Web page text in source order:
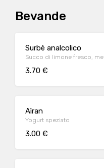
Bevande
Surbè analcolico
Succo di limone fresco,
3.70 €
Aìran
Yogurt speziato
3.00 €